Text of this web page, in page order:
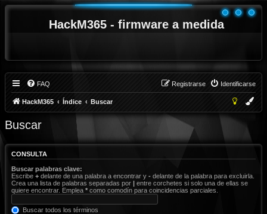
HackM365 - firmware a medida
FAQ Identificarse
Registrarse
HackM365 Índice Buscar
Buscar
CONSULTA
Buscar palabras clave:
Escribe + delante de una palabra a encontrar y - delante de la palabra para excluirla.
Crea una lista de palabras separadas por | entre corchetes si solo una de ellas se
quiere encontrar. Emplea * como comodín para coincidencias parciales.
Buscar todos los términos